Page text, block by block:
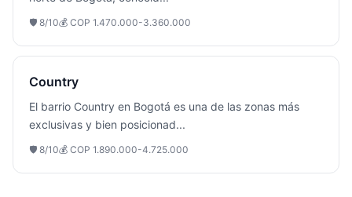
🛡️ 8/10💰 COP 1.470.000-3.360.000
Country
El barrio Country en Bogotá es una de las zonas más
exclusivas y bien posicionad...
🛡️ 8/10💰 COP 1.890.000-4.725.000